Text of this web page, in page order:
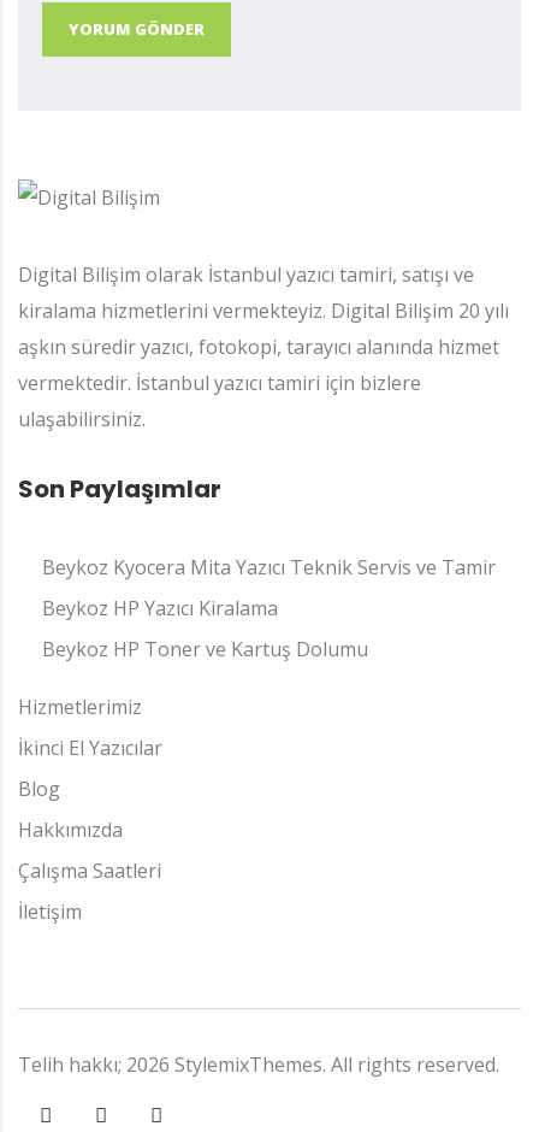
YORUM GÖNDER
Digital Bilişim olarak İstanbul yazıcı tamiri, satışı ve
kiralama hizmetlerini vermekteyiz. Digital Bilişim 20 yılı
aşkın süredir yazıcı, fotokopi, tarayıcı alanında hizmet
vermektedir. İstanbul yazıcı tamiri için bizlere
ulaşabilirsiniz.
Son Paylaşımlar
Beykoz Kyocera Mita Yazıcı Teknik Servis ve Tamir
Beykoz HP Yazıcı Kiralama
Beykoz HP Toner ve Kartuş Dolumu
Hizmetlerimiz
İkinci El Yazıcılar
Blog
Hakkımızda
Çalışma Saatleri
İletişim
Telih hakkı; 2026 StylemixThemes. All rights reserved.